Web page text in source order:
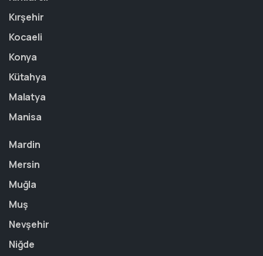
Kırşehir
Kocaeli
Konya
Kütahya
Malatya
Manisa
Mardin
Mersin
Muğla
Muş
Nevşehir
Niğde